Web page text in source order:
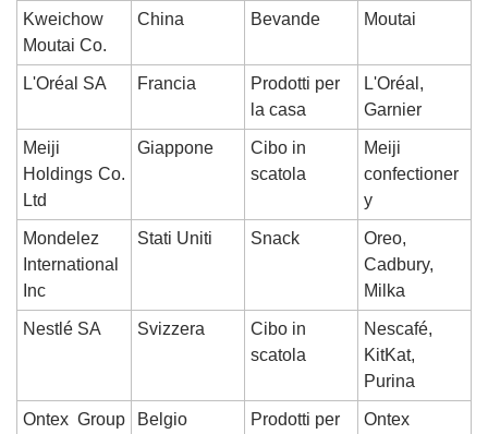
Kweichow
Moutai Co.
China Bevande Moutai
L'Oréal SA Francia
Prodotti per
la casa
L'Oréal,
Garnier
Meiji
Holdings Co.
Ltd
Giappone
Cibo in
scatola
Meiji
confectioner
y
Mondelez
International
Inc
Stati Uniti Snack
Oreo,
Cadbury,
Milka
Nestlé SA Svizzera
Cibo in
scatola
Nescafé,
KitKat,
Purina
Ontex Group
Belgio
Prodotti per
Ontex